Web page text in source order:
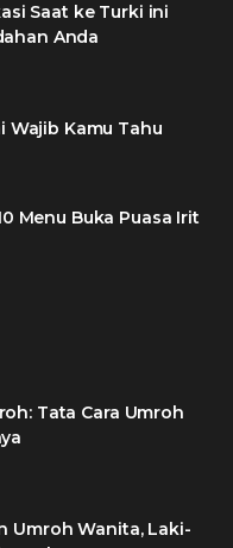
e
Saat ke Turki ini
Anda
Wajib Kamu Tahu
Menu Buka Puasa Irit
Tata Cara Umroh
Umroh Wanita, Laki-